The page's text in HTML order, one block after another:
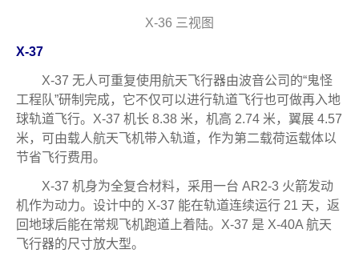
X-36 三视图
X-37
X-37 无人可重复使用航天飞行器由波音公司的“鬼怪
工程队”研制完成，它不仅可以进行轨道飞行也可做再入地
球轨道飞行。X-37 机长 8.38 米，机高 2.74 米，翼展 4.57
米，可由载人航天飞机带入轨道，作为第二载荷运载体以
节省飞行费用。
X-37 机身为全复合材料，采用一台 AR2-3 火箭发动
机作为动力。设计中的 X-37 能在轨道连续运行 21 天，返
回地球后能在常规飞机跑道上着陆。X-37 是 X-40A 航天
飞行器的尺寸放大型。